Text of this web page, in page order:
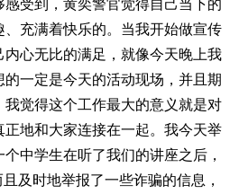
受到，黄奕警官觉得自己当下的
充满着快乐的。当我开始做宣传
心无比的满足，就像今天晚上我
一定是今天的活动现场，并且期
觉得这个工作最大的意义就是对
地和大家连接在一起。我今天举
中学生在听了我们的讲座之后，
及时地举报了一些诈骗的信息，